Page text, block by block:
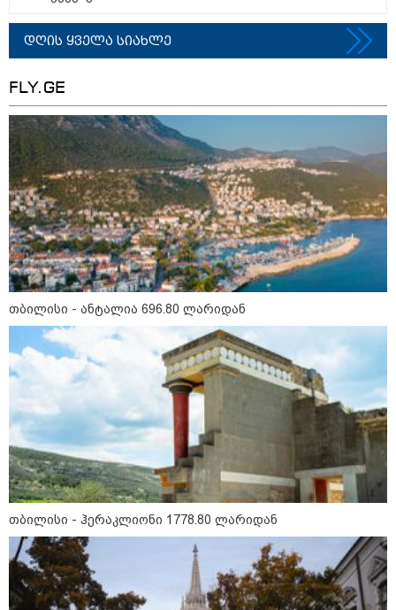
თბილისი - ანტალია 696.80
ლარიდან
თბილისი - ჰერაკლიონი 1778.80
ლარიდან
თბილისი - ბუდაპეშტი 1184.80
ლარიდან
თბილისი - რომი 1316.70 ლარიდან
მნიშვნელოვანი ინფორმაცია
დღის ყველა სიახლე
FLY.GE
თბილისი - ანტალია 696.80 ლარიდან
თბილისი - ჰერაკლიონი 1778.80 ლარიდან